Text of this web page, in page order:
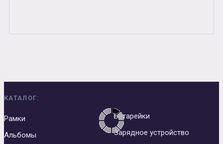
КАТАЛОГ:
Рамки
Альбомы
Батарейки
Зарядное устройство